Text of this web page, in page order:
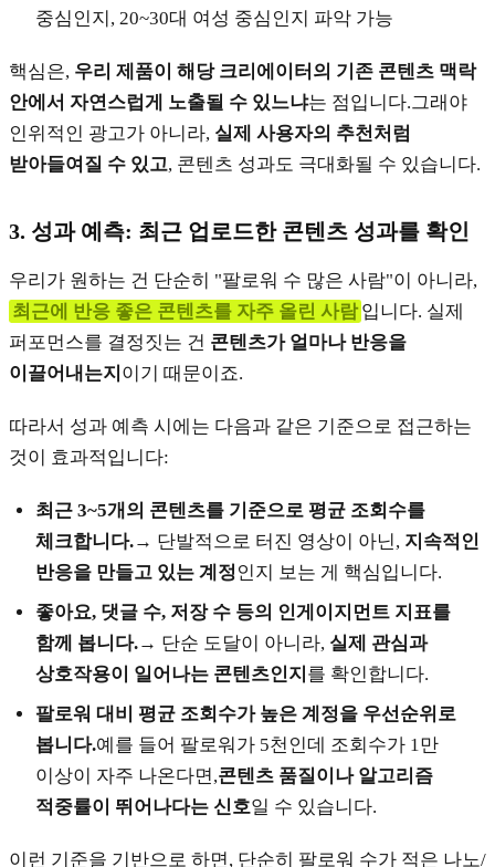
중심인지, 20~30대 여성 중심인지 파악 가능
핵심은, 우리 제품이 해당 크리에이터의 기존 콘텐츠 맥락
안에서 자연스럽게 노출될 수 있느냐는 점입니다.그래야
인위적인 광고가 아니라, 실제 사용자의 추천처럼
받아들여질 수 있고, 콘텐츠 성과도 극대화될 수 있습니다.
3. 성과 예측: 최근 업로드한 콘텐츠 성과를 확인
우리가 원하는 건 단순히 "팔로워 수 많은 사람"이 아니라,
최근에 반응 좋은 콘텐츠를 자주 올린 사람 입니다. 실제
퍼포먼스를 결정짓는 건 콘텐츠가 얼마나 반응을
이끌어내는지 이기 때문이죠.
따라서 성과 예측 시에는 다음과 같은 기준으로 접근하는
것이 효과적입니다:
최근 3~5개의 콘텐츠를 기준으로 평균 조회수를
체크합니다.→ 단발적으로 터진 영상이 아닌, 지속적인
반응을 만들고 있는 계정인지 보는 게 핵심입니다.
좋아요, 댓글 수, 저장 수 등의 인게이지먼트 지표를
함께 봅니다.→ 단순 도달이 아니라, 실제 관심과
상호작용이 일어나는 콘텐츠인지 를 확인합니다.
팔로워 대비 평균 조회수가 높은 계정을 우선순위로
봅니다.예를 들어 팔로워가 5천인데 조회수가 1만
이상이 자주 나온다면,콘텐츠 품질이나 알고리즘
적중률이 뛰어나다는 신호일 수 있습니다.
이런 기준을 기반으로 하면, 단순히 팔로워 수가 적은 나노/